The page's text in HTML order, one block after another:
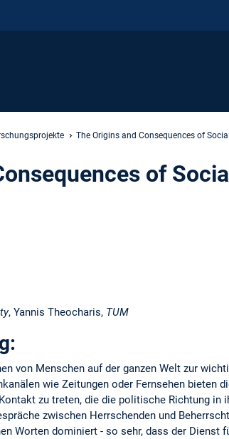
The Origins and Consequences of
of
, Yannis Theocharis, TUM
von Menschen auf der ganzen Welt zur
wie Zeitungen oder Fernsehen bieten
zu treten, die die politische Richtung in
zwischen Herrschenden und
Worten dominiert - so sehr, dass der Dienst